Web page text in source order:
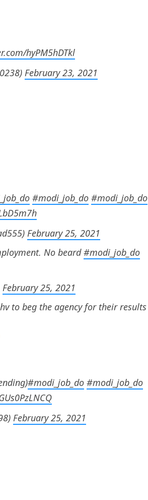
hyPM5hDTkl
February 23, 2021
#modi_job_do #modi_job_do
February 25, 2021
No beard#modi_job_do
February 25, 2021
to beg the agency for their results
#modi_job_do #modi_job_do
February 25, 2021